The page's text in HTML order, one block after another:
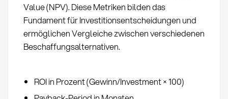
Value (NPV). Diese Metriken bilden das
Fundament für Investitionsentscheidungen und
ermöglichen Vergleiche zwischen verschiedenen
Beschaffungsalternativen.
ROI in Prozent (Gewinn/Investment × 100)